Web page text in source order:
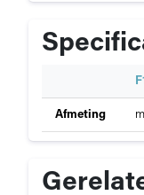
Messing
p
e
c
f
i
Afmeting